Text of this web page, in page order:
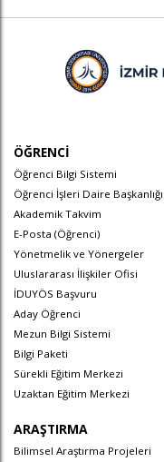
ÖĞRENCİ
Öğrenci Bilgi Sistemi
Öğrenci İşleri Daire Başkanlığı
Akademik Takvim
E-Posta (Öğrenci)
Yönetmelik ve Yönergeler
Uluslararası İlişkiler Ofisi
İDUYÖS Başvuru
Aday Öğrenci
Mezun Bilgi Sistemi
Bilgi Paketi
Sürekli Eğitim Merkezi
Uzaktan Eğitim Merkezi
ARAŞTIRMA
Bilimsel Araştırma Projeleri